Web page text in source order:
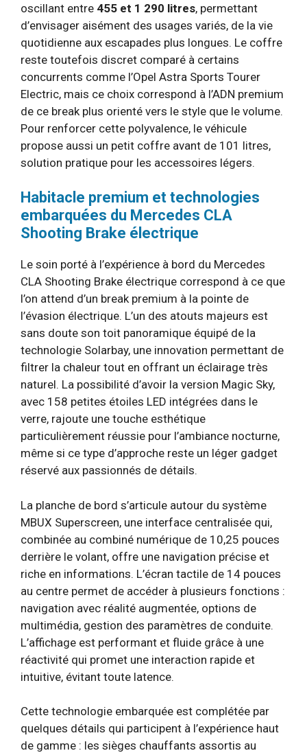
oscillant entre 455 et 1 290 litres, permettant
d’envisager aisément des usages variés, de la vie
quotidienne aux escapades plus longues. Le coffre
reste toutefois discret comparé à certains
concurrents comme l’Opel Astra Sports Tourer
Electric, mais ce choix correspond à l’ADN premium
de ce break plus orienté vers le style que le volume.
Pour renforcer cette polyvalence, le véhicule
propose aussi un petit coffre avant de 101 litres,
solution pratique pour les accessoires légers.
Habitacle premium et technologies
embarquées du Mercedes CLA
Shooting Brake électrique
Le soin porté à l’expérience à bord du Mercedes
CLA Shooting Brake électrique correspond à ce que
l’on attend d’un break premium à la pointe de
l’évasion électrique. L’un des atouts majeurs est
sans doute son toit panoramique équipé de la
technologie Solarbay, une innovation permettant de
filtrer la chaleur tout en offrant un éclairage très
naturel. La possibilité d’avoir la version Magic Sky,
avec 158 petites étoiles LED intégrées dans le
verre, rajoute une touche esthétique
particulièrement réussie pour l’ambiance nocturne,
même si ce type d’approche reste un léger gadget
réservé aux passionnés de détails.
La planche de bord s’articule autour du système
MBUX Superscreen, une interface centralisée qui,
combinée au combiné numérique de 10,25 pouces
derrière le volant, offre une navigation précise et
riche en informations. L’écran tactile de 14 pouces
au centre permet de accéder à plusieurs fonctions :
navigation avec réalité augmentée, options de
multimédia, gestion des paramètres de conduite.
L’affichage est performant et fluide grâce à une
réactivité qui promet une interaction rapide et
intuitive, évitant toute latence.
Cette technologie embarquée est complétée par
quelques détails qui participent à l’expérience haut
de gamme : les sièges chauffants assortis au